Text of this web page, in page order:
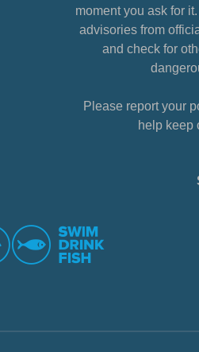
moment you ask for
advisories from
and check for
Please report your
help keep